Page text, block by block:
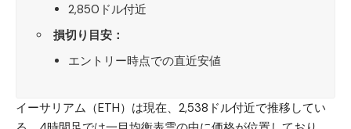
2,850ドル付近
損切り目安：
エントリー時点での直近安値
イーサリアム（ETH） は現在、2,538ドル付近で推移してい